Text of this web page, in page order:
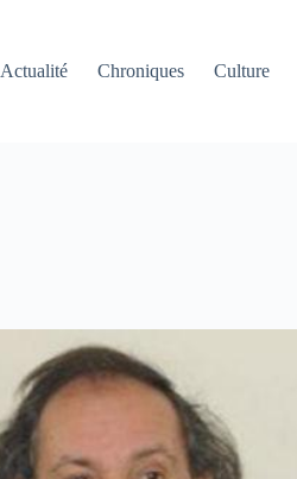
Actualité
Chroniques Culture